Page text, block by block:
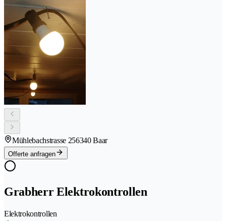
Mühlebachstrasse 256340 Baar
Offerte anfragen
Grabherr Elektrokontrollen
Elektrokontrollen